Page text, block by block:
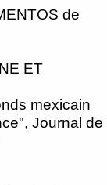
de
ET
mexicain
Journal de